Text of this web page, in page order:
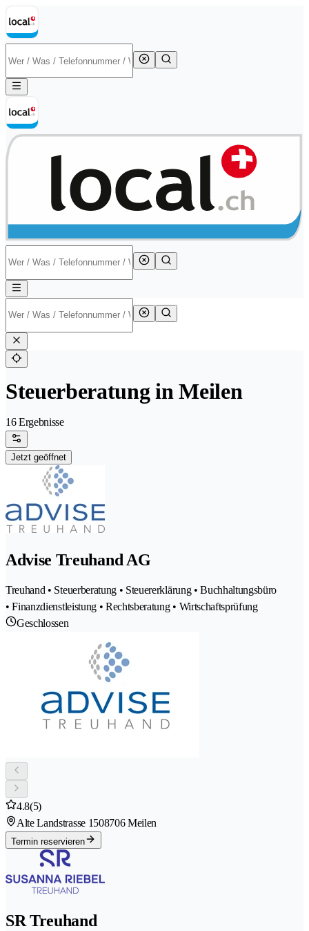
Steuerberatung in Meilen
16 Ergebnisse
Jetzt geöffnet
Advise Treuhand AG
Treuhand • Steuerberatung • Steuererklärung • Buchhaltungsbüro
• Finanzdienstleistung • Rechtsberatung • Wirtschaftsprüfung
Geschlossen
4.8(5)
Alte Landstrasse 1508706 Meilen
Termin reservieren
SR Treuhand